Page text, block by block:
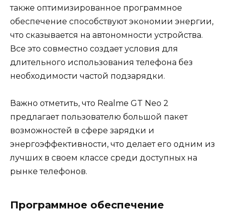
также оптимизированное программное
обеспечение способствуют экономии энергии,
что сказывается на автономности устройства.
Все это совместно создает условия для
длительного использования телефона без
необходимости частой подзарядки.
Важно отметить, что Realme GT Neo 2
предлагает пользователю большой пакет
возможностей в сфере зарядки и
энергоэффективности, что делает его одним из
лучших в своем классе среди доступных на
рынке телефонов.
Программное обеспечение